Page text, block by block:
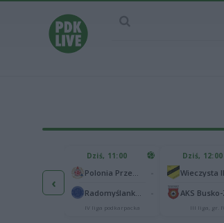
‹
Polonia Warszawa 1
Chorzów 1
Dziś, 11:00
IV liga podkarpacka
Dziś, 12:00
III liga, gr. IV